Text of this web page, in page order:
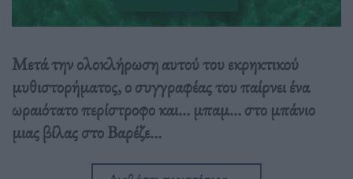
Μετά την ολοκλήρωση αυτού του εκρηκτικού
μυθιστορήματος, ο συγγραφέας του παίρνει ένα
ωραιότατο περίστροφο και… μπαμ… στο μπάνιο
μιας βίλας στο Βαρέζε…